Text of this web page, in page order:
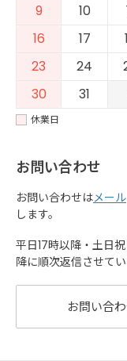
9
10
16
17
23
24
30
31
休業日
お問い合わせ
お問い合わせはメール
します。
平日17時以降・土日
降に順次返信させてい
お問い合